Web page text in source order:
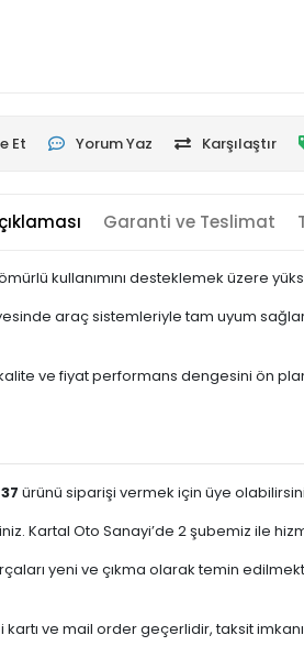
Et Yorum Yaz Karşılaştır
Garanti ve Teslimat
kullanımını desteklemek üzere
araç sistemleriyle tam uyum
ve fiyat performans dengesini ön
ürünü siparişi vermek için üye
Kartal Oto Sanayi’de 2 şubemiz ile
yeni ve çıkma olarak temin
ve mail order geçerlidir, taksit imkanı